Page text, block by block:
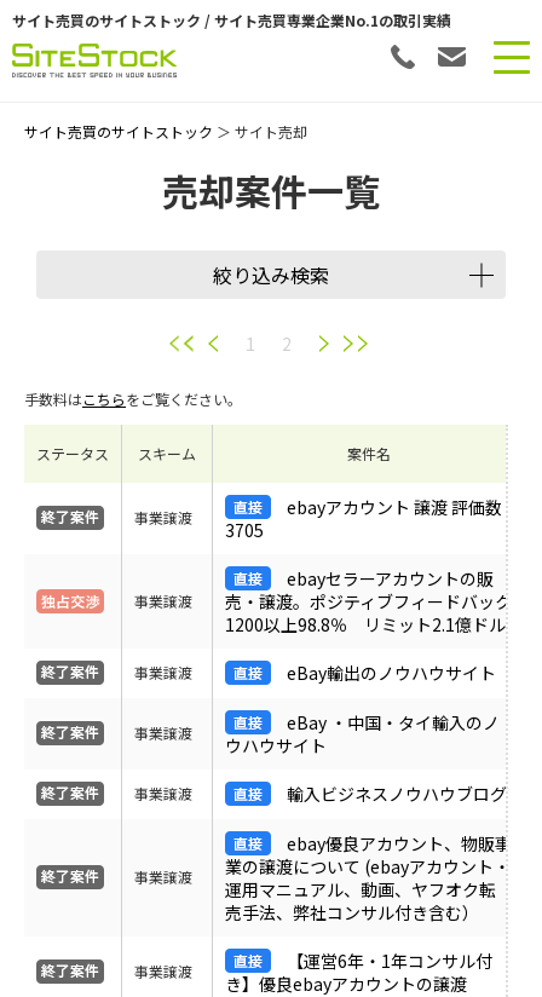
サイト売買のサイトストック / サイト売買専業企業No.1の取引実績
サイト売買のサイトストック ＞ サイト売却
売却案件一覧
絞り込み検索
会員数
希望価格
カテゴリ
フリーワード
地域
1 2
手数料はこちらをご覧ください。
ステータス スキーム 案件名
事業譲渡
ebayアカウント 譲渡 評価数
3705
事業譲渡
ebayセラーアカウントの販
売・譲渡。ポジティブフィードバック
1200以上98.8％ リミット2.1億ドル
事業譲渡 eBay輸出のノウハウサイト
事業譲渡
eBay ・中国・タイ輸入のノ
ウハウサイト
事業譲渡 輸入ビジネスノウハウブログ
事業譲渡
ebay優良アカウント、物販事
業の譲渡について (ebayアカウント・
運用マニュアル、動画、ヤフオク転
売手法、弊社コンサル付き含む）
事業譲渡
【運営6年・1年コンサル付
き】優良ebayアカウントの譲渡